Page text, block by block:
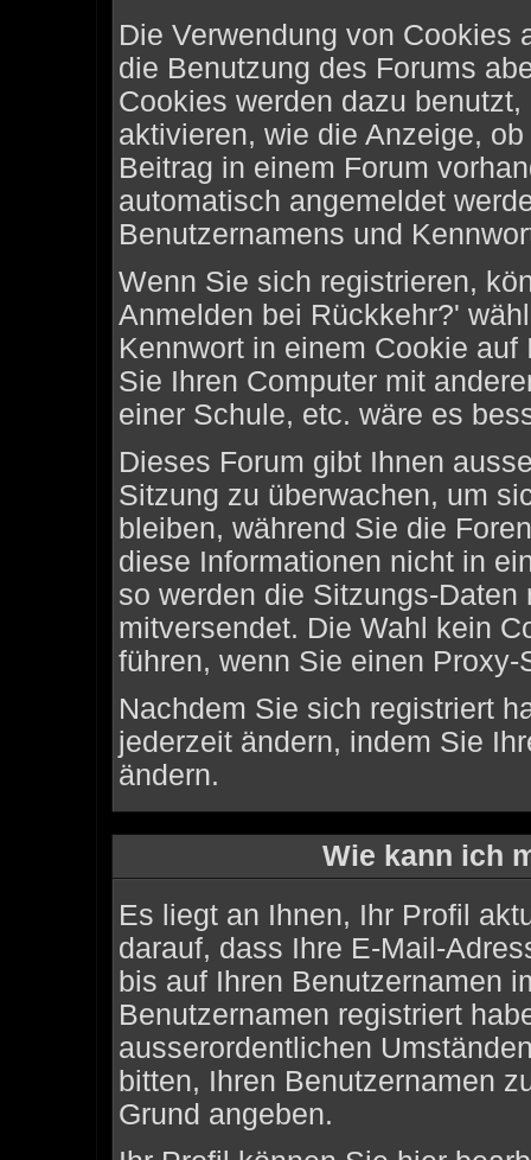
Die Verwendung von Cookies
die Benutzung des Forums
Cookies werden dazu
aktivieren, wie die Anzeige,
Beitrag in einem Forum
automatisch angemeldet
Benutzernamens und
Wenn Sie sich registrieren,
Anmelden bei Rückkehr?'
Kennwort in einem Cookie
Sie Ihren Computer mit
einer Schule, etc. wäre es
Dieses Forum gibt Ihnen
Sitzung zu überwachen, um
bleiben, während Sie die
diese Informationen nicht in
so werden die Sitzungs-
mitversendet. Die Wahl kein
führen, wenn Sie einen Proxy-
Nachdem Sie sich registriert
jederzeit ändern, indem Sie
ändern.
Wie kann ich
Es liegt an Ihnen, Ihr Profil
darauf, dass Ihre E-Mail-
bis auf Ihren Benutzernamen
Benutzernamen registriert
ausserordentlichen
bitten, Ihren Benutzernamen
Grund angeben.